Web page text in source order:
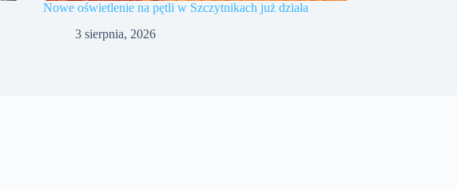
Nowe oświetlenie na pętli w Szczytnikach już działa
3 sierpnia, 2026